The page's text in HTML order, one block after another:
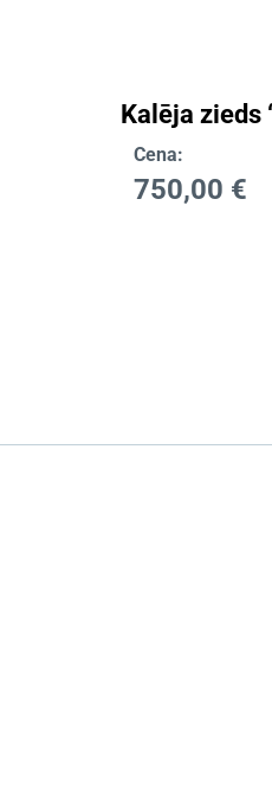
Kalēja zieds
Cena:
750,00 €